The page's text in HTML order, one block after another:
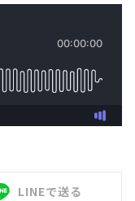
LINEで送る